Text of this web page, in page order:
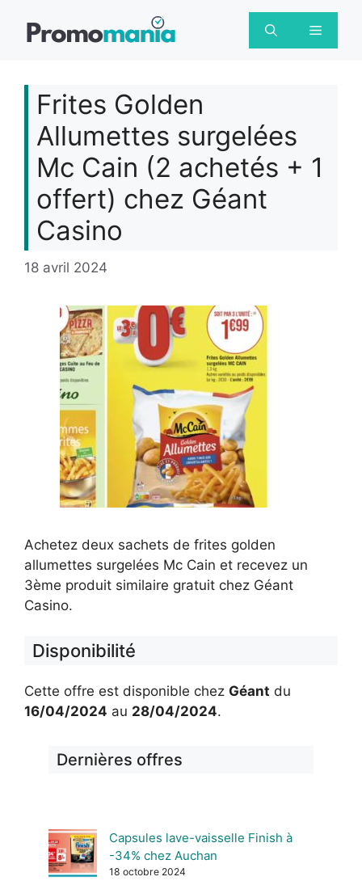
Menu
Frites Golden
Allumettes surgelées
Mc Cain (2 achetés + 1
offert) chez Géant
Casino
18 avril 2024
Achetez deux sachets de frites golden
allumettes surgelées Mc Cain et recevez un
3ème produit similaire gratuit chez Géant
Casino.
Disponibilité
Cette offre est disponible chez Géant du
16/04/2024 au 28/04/2024.
Dernières offres
Capsules lave-vaisselle Finish à
-34% chez Auchan
18 octobre 2024